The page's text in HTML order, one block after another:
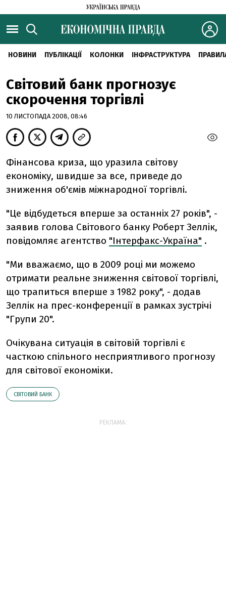
НОВИНИ ПУБЛІКАЦІЇ КОЛОНКИ ІНФРАСТРУКТУРА
Світовий банк прогнозує
скорочення торгівлі
10 ЛИСТОПАДА 2008, 08:46
Фінансова криза, що уразила світову
економіку, швидше за все, приведе до
зниження об'ємів міжнародної торгівлі.
"Це відбудеться вперше за останніх 27 років", -
заявив голова Світового банку Роберт Зеллік,
повідомляє агентство "Інтерфакс-Україна" .
"Ми вважаємо, що в 2009 році ми можемо
отримати реальне зниження світової торгівлі,
що трапиться вперше з 1982 року", - додав
Зеллік на прес-конференції в рамках зустрічі
"Групи 20".
Очікувана ситуація в світовій торгівлі є
часткою спільного несприятливого прогнозу
для світової економіки.
СВІТОВИЙ БАНК
РЕКЛАМА: